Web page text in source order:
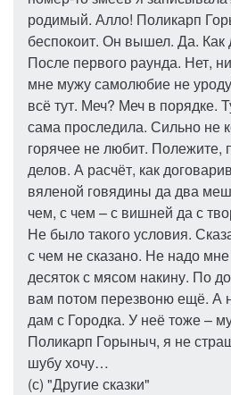
родимый. Алло! Поликарп
беспокоит. Он вышел. Да. Как
После первого раунда. Нет,
мне мужу самолюбие не
всё тут. Меч? Меч в порядке.
сама проследила. Сильно не
горячее не любит. Полежите,
делов. А расчёт, как
вяленой говядины да два
чем, с чем – с вишней да с
Не было такого условия.
с чем не сказано. Не надо
десяток с мясом накину. По
вам потом перезвоню ещё. А
дам с Городка. У неё тоже –
Поликарп Горыныч, я не
шубу хочу…
(с) "Другие сказки"